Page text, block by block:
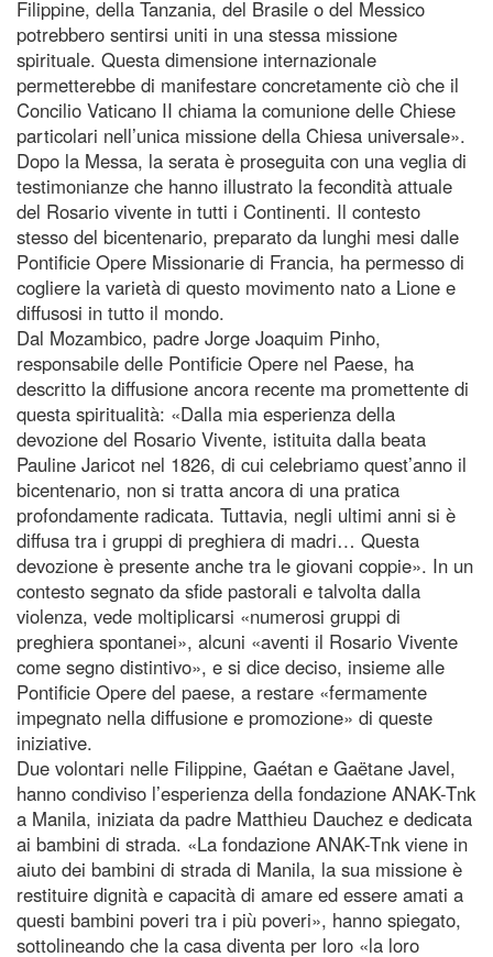
Filippine, della Tanzania, del Brasile o del Messico
potrebbero sentirsi uniti in una stessa missione
spirituale. Questa dimensione internazionale
permetterebbe di manifestare concretamente ciò che il
Concilio Vaticano II chiama la comunione delle Chiese
particolari nell’unica missione della Chiesa universale».
Dopo la Messa, la serata è proseguita con una veglia di
testimonianze che hanno illustrato la fecondità attuale
del Rosario vivente in tutti i Continenti. Il contesto
stesso del bicentenario, preparato da lunghi mesi dalle
Pontificie Opere Missionarie di Francia, ha permesso di
cogliere la varietà di questo movimento nato a Lione e
diffusosi in tutto il mondo.
Dal Mozambico, padre Jorge Joaquim Pinho,
responsabile delle Pontificie Opere nel Paese, ha
descritto la diffusione ancora recente ma promettente di
questa spiritualità: «Dalla mia esperienza della
devozione del Rosario Vivente, istituita dalla beata
Pauline Jaricot nel 1826, di cui celebriamo quest’anno il
bicentenario, non si tratta ancora di una pratica
profondamente radicata. Tuttavia, negli ultimi anni si è
diffusa tra i gruppi di preghiera di madri… Questa
devozione è presente anche tra le giovani coppie». In un
contesto segnato da sfide pastorali e talvolta dalla
violenza, vede moltiplicarsi «numerosi gruppi di
preghiera spontanei», alcuni «aventi il Rosario Vivente
come segno distintivo», e si dice deciso, insieme alle
Pontificie Opere del paese, a restare «fermamente
impegnato nella diffusione e promozione» di queste
iniziative.
Due volontari nelle Filippine, Gaétan e Gaëtane Javel,
hanno condiviso l’esperienza della fondazione ANAK-Tnk
a Manila, iniziata da padre Matthieu Dauchez e dedicata
ai bambini di strada. «La fondazione ANAK-Tnk viene in
aiuto dei bambini di strada di Manila, la sua missione è
restituire dignità e capacità di amare ed essere amati a
questi bambini poveri tra i più poveri», hanno spiegato,
sottolineando che la casa diventa per loro «la loro